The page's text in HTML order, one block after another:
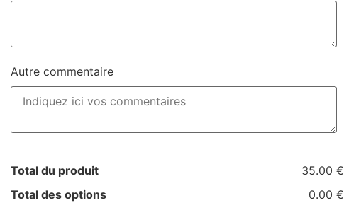
Autre commentaire
Total du produit
35.00 €
Total des options
0.00 €